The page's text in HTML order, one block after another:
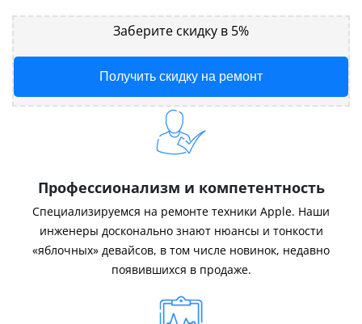
Заберите скидку в 5%
Получить скидку на ремонт
Профессионализм и компетентность
Специализируемся на ремонте техники Apple. Наши
инженеры досконально знают нюансы и тонкости
«яблочных» девайсов, в том числе новинок, недавно
появившихся в продаже.